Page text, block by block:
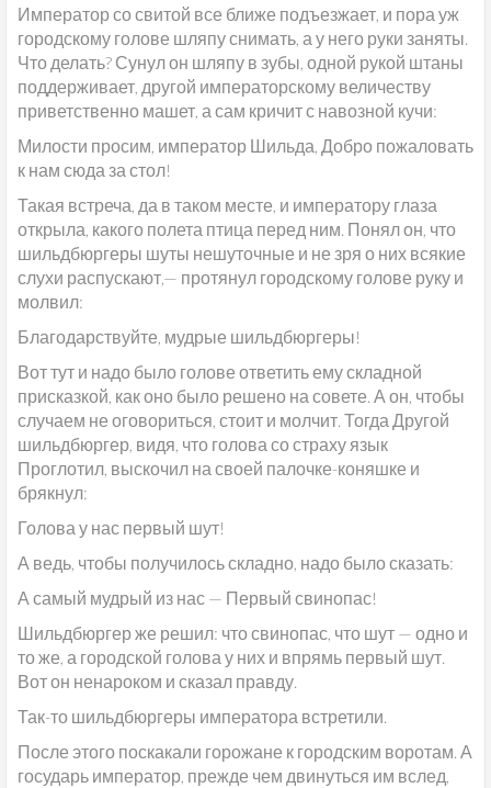
Император со свитой все ближе подъезжает, и пора уж
городскому голове шляпу снимать, а у него руки заняты.
Что делать? Сунул он шляпу в зубы, одной рукой штаны
поддерживает, другой императорскому величеству
приветственно машет, а сам кричит с навозной кучи:
Милости просим, император Шильда, Добро пожаловать
к нам сюда за стол!
Такая встреча, да в таком месте, и императору глаза
открыла, какого полета птица перед ним. Понял он, что
шильдбюргеры шуты нешуточные и не зря о них всякие
слухи распускают,— протянул городскому голове руку и
молвил:
Благодарствуйте, мудрые шильдбюргеры!
Вот тут и надо было голове ответить ему складной
присказкой, как оно было решено на совете. А он, чтобы
случаем не оговориться, стоит и молчит. Тогда Другой
шильдбюргер, видя, что голова со страху язык
Проглотил, выскочил на своей палочке-коняшке и
брякнул:
Голова у нас первый шут!
А ведь, чтобы получилось складно, надо было сказать:
А самый мудрый из нас — Первый свинопас!
Шильдбюргер же решил: что свинопас, что шут — одно и
то же, а городской голова у них и впрямь первый шут.
Вот он ненароком и сказал правду.
Так-то шильдбюргеры императора встретили.
После этого поскакали горожане к городским воротам. А
государь император, прежде чем двинуться им вслед,